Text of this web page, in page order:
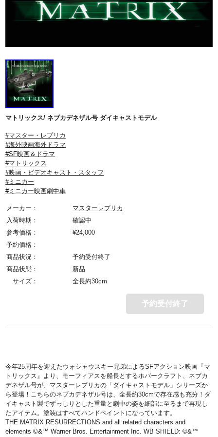
マトリックス/ ネブカデネザル号 ダイキャストモデル
#マスター・レプリカ
#海外映画海外ドラマ
#SF映画＆ドラマ
#マトリックス
#映画・ビデオキャスト・スタッフ
#ミニカー
#ミニカー映画劇中車
メーカー：
マスターレプリカ
入荷時期：
確認中
参考価格：
¥24,000
予約価格：
商品状況：
予約受付終了
商品状態：
新品
サイズ：
全長約30cm
予約受付終了
今年25周年を迎えたウォシャウスキー兄弟によるSFアクション映画『マ
トリックス』より、モーフィアスを船長とするホバークラフト、ネブカ
デネザル号が、マスターレプリカの「ダイキャストモデル」シリーズか
ら登場！こちらのネブカデネザル号は、全長約30cmで存在感も充分！ダ
イキャスト製でずっしりとした重量と劇中の姿を細部に至るまで再現し
たアイテム。塗装はすべてハンドペイントになっています。
THE MATRIX RESURRECTIONS and all related characters and
elements ©&™ Warner Bros. Entertainment Inc. WB SHIELD: ©&™